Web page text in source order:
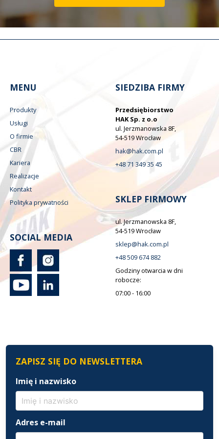
MENU
Produkty
Usługi
O firmie
CBR
Kariera
Realizacje
Kontakt
Polityka prywatności
SOCIAL MEDIA
SIEDZIBA FIRMY
Przedsiębiorstwo
HAK Sp. z o.o
ul. Jerzmanowska 8F,
54-519 Wrocław
hak@hak.com.pl
+48 71 349 35 45
SKLEP FIRMOWY
ul. Jerzmanowska 8F,
54-519 Wrocław
sklep@hak.com.pl
+48 509 674 882
Godziny otwarcia w dni
robocze:
07:00 - 16:00
ZAPISZ SIĘ DO NEWSLETTERA
Imię i nazwisko
Adres e-mail